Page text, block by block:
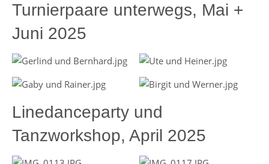
Turnierpaare unterwegs, Mai +
Juni 2025
Linedanceparty und
Tanzworkshop, April 2025